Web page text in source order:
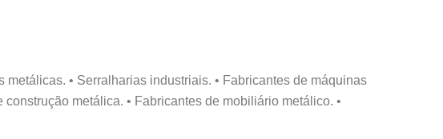
• Serralharias industriais. • Fabricantes de máquinas
metálica. • Fabricantes de mobiliário metálico. •